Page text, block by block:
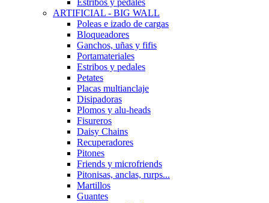
Estribos y pedales
ARTIFICIAL - BIG WALL
Poleas e izado de cargas
Bloqueadores
Ganchos, uñas y fifis
Portamateriales
Estribos y pedales
Petates
Placas multianclaje
Disipadoras
Plomos y alu-heads
Fisureros
Daisy Chains
Recuperadores
Pitones
Friends y microfriends
Pitonisas, anclas, rurps...
Martillos
Guantes